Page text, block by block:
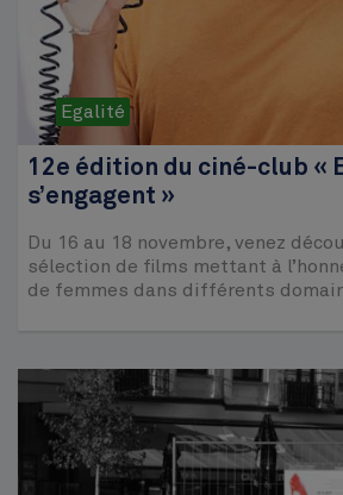
Egalité
12e édition du ciné-club «
s’engagent »
Du 16 au 18 novembre, venez
sélection de films mettant à
de femmes dans différents